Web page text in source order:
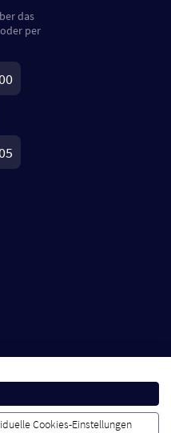
das
per
Cookies-Einstellungen